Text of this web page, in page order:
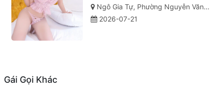
Ngô Gia Tự, Phường Nguyễn Văn Cừ, Thành phố Quy Nhơn, Tỉnh Bình Định
2026-07-21
Gái Gọi Khác